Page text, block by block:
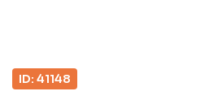
ID: 41148